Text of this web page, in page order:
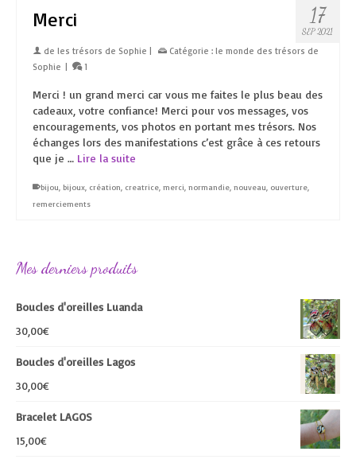
17
SEP 2021
Merci
de les trésors de Sophie Catégorie : le monde des trésors de
Sophie
1
Merci ! un grand merci car vous me faites le plus beau des
cadeaux, votre confiance! Merci pour vos messages, vos
encouragements, vos photos en portant mes trésors. Nos
échanges lors des manifestations c’est grâce à ces retours
que je … Lire la suite
bijou bijoux création creatrice merci normandie nouveau ouverture
remerciements
Mes derniers produits
Boucles d'oreilles Luanda
30,00€
Boucles d'oreilles Lagos
30,00€
Bracelet LAGOS
15,00€